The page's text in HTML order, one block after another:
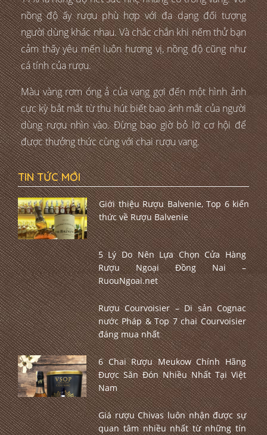
nồng độ ấy rượu phù hợp với đa dạng đối tượng
người dùng khác nhau. Và chắc chắn khi nếm thử bạn
cảm thấy yêu mến luôn hương vị, nồng độ cũng như
cá tính của rượu.
Màu vàng rơm óng ả của vang gợi đến một hình ảnh
cực kỳ bắt mắt từ thu hút biết bao ánh mắt của người
dùng rượu nhìn vào. Đừng bao giờ bỏ lỡ cơ hội để
được thưởng thức cùng với chai rượu vang.
TIN TỨC MỚI
Giới thiệu Rượu Balvenie, Top 6 kiến
thức về Rượu Balvenie
5 Lý Do Nên Lựa Chọn Cửa Hàng
Rượu Ngoại Đồng Nai –
RuouNgoai.net
Rượu Courvoisier – Di sản Cognac
nước Pháp & Top 7 chai Courvoisier
đáng mua nhất
6 Chai Rượu Meukow Chính Hãng
Được Săn Đón Nhiều Nhất Tại Việt
Nam
Giá rượu Chivas luôn nhận được sự
quan tâm nhiều nhất từ những tín